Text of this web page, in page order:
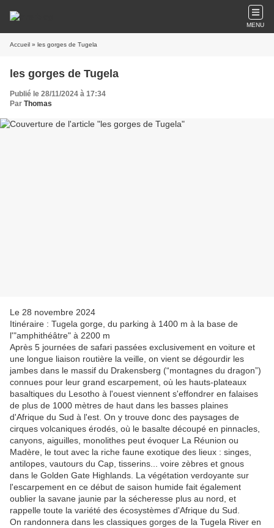
MENU
Accueil » les gorges de Tugela
les gorges de Tugela
Publié le 28/11/2024 à 17:34
Par Thomas
Le 28 novembre 2024
Itinéraire : Tugela gorge, du parking à 1400 m à la base de
l'"amphithéâtre" à 2200 m
Après 5 journées de safari passées exclusivement en voiture et
une longue liaison routière la veille, on vient se dégourdir les
jambes dans le massif du Drakensberg (“montagnes du dragon”)
connues pour leur grand escarpement, où les hauts-plateaux
basaltiques du Lesotho à l'ouest viennent s'effondrer en falaises
de plus de 1000 mètres de haut dans les basses plaines
d'Afrique du Sud à l'est. On y trouve donc des paysages de
cirques volcaniques érodés, où le basalte découpé en pinnacles,
canyons, aiguilles, monolithes peut évoquer La Réunion ou
Madère, le tout avec la riche faune exotique des lieux : singes,
antilopes, vautours du Cap, tisserins... voire zèbres et gnous
dans le Golden Gate Highlands. La végétation verdoyante sur
l'escarpement en ce début de saison humide fait également
oublier la savane jaunie par la sécheresse plus au nord, et
rappelle toute la variété des écosystèmes d'Afrique du Sud.
On randonnera dans les classiques gorges de la Tugela River en